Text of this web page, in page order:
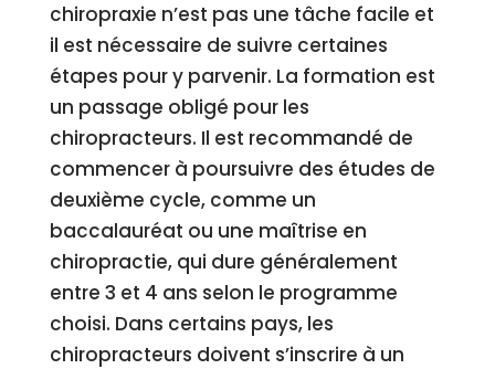
chiropraxie n’est pas une tâche facile et
il est nécessaire de suivre certaines
étapes pour y parvenir. La formation est
un passage obligé pour les
chiropracteurs. Il est recommandé de
commencer à poursuivre des études de
deuxième cycle, comme un
baccalauréat ou une maîtrise en
chiropractie, qui dure généralement
entre 3 et 4 ans selon le programme
choisi. Dans certains pays, les
chiropracteurs doivent s’inscrire à un